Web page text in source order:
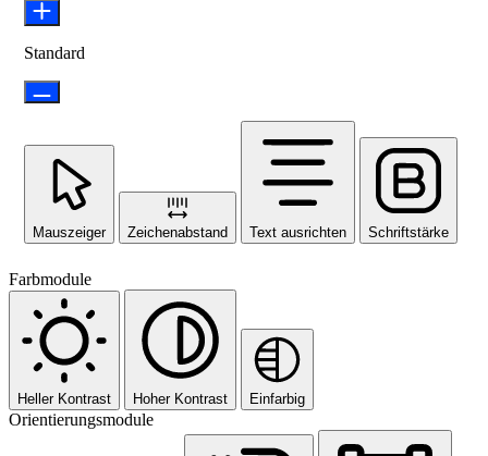
Standard
Mauszeiger Zeichenabstand Text ausrichten Schriftstärke
Farbmodule
Heller Kontrast Hoher Kontrast Einfarbig
Orientierungsmodule